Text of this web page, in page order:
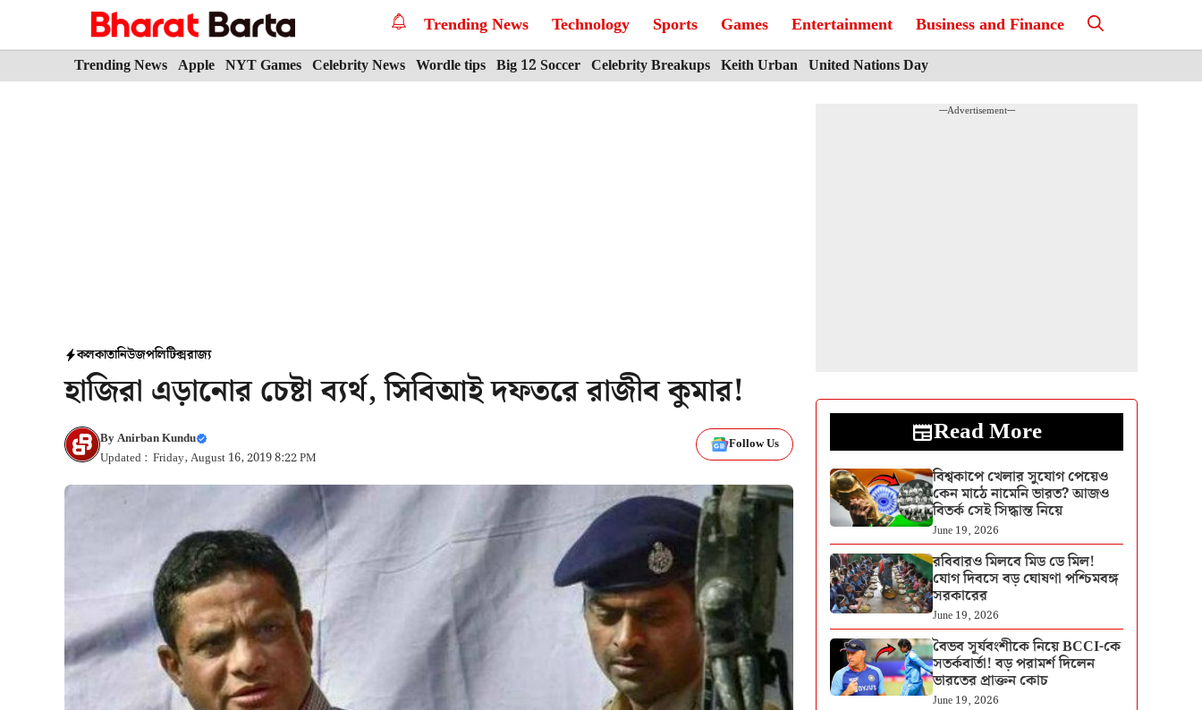
Trending News Technology Sports Games Entertainment Business and Finance
Trending News Apple NYT Games Celebrity News Wordle tips Big 12 Soccer Celebrity Breakups Keith Urban United Nations Day
কলকাতানিউজপলিটিক্সরাজ্য
হাজিরা এড়ানোর চেষ্টা ব‍্যর্থ, সিবিআই দফতরে রাজীব কুমার!
ByAnirban Kundu
Updated : Friday, August 16, 2019 8:22 PM
Follow Us
---Advertisement---
Read More
বিশ্বকাপে খেলার সুযোগ পেয়েও
কেন মাঠে নামেনি ভারত? আজও
বিতর্ক সেই সিদ্ধান্ত নিয়ে
June 19, 2026
রবিবারও মিলবে মিড ডে মিল!
যোগ দিবসে বড় ঘোষণা পশ্চিমবঙ্গ
সরকারের
June 19, 2026
বৈভব সূর্যবংশীকে নিয়ে BCCI-কে
সতর্কবার্তা! বড় পরামর্শ দিলেন
ভারতের প্রাক্তন কোচ
June 19, 2026